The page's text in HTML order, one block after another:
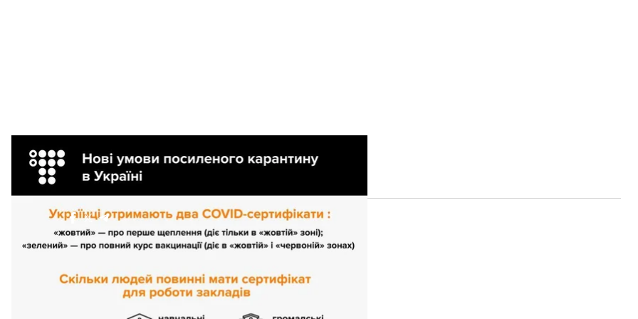
Більше про коронавірус
Поділитися: